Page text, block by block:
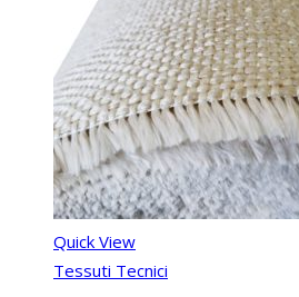
Quick View
Tessuti Tecnici